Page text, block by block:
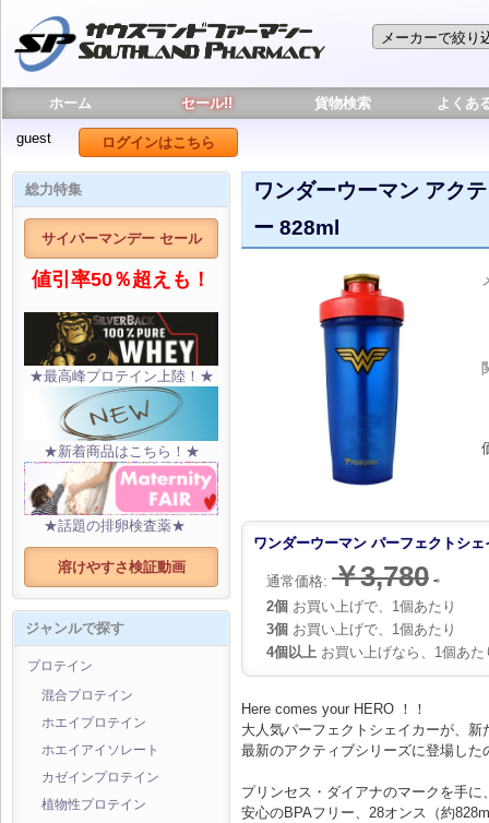
ホーム セール!! 貨物検索 よくあ
guest ログインはこちら
総力特集
サイバーマンデー セール
値引率50％超えも！
★最高峰プロテイン上陸！★
★新着商品はこちら！★
★話題の排卵検査薬★
溶けやすさ検証動画
ジャンルで探す
プロテイン
混合プロテイン
ホエイプロテイン
ホエイアイソレート
カゼインプロテイン
植物性プロテイン
ワンダーウーマン アク
ー 828ml
ワンダーウーマン パーフェクトシ
通常価格: ￥3,780 ⇨
2個 お買い上げで、1個あたり
3個 お買い上げで、1個あたり
4個以上 お買い上げなら、1個あた
Here comes your HERO ！！
大人気パーフェクトシェイカーが、
最新のアクティブシリーズに登場した
プリンセス・ダイアナのマークを手
安心のBPAフリー、28オンス（約